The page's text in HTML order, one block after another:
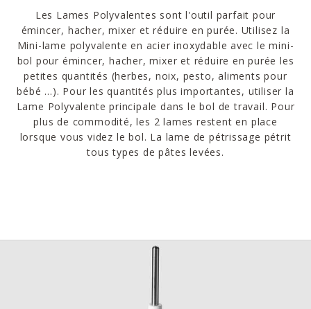
Les Lames Polyvalentes sont l'outil parfait pour
émincer, hacher, mixer et réduire en purée. Utilisez la
Mini-lame polyvalente en acier inoxydable avec le mini-
bol pour émincer, hacher, mixer et réduire en purée les
petites quantités (herbes, noix, pesto, aliments pour
bébé ...). Pour les quantités plus importantes, utiliser la
Lame Polyvalente principale dans le bol de travail. Pour
plus de commodité, les 2 lames restent en place
lorsque vous videz le bol. La lame de pétrissage pétrit
tous types de pâtes levées.